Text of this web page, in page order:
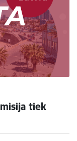
tiek